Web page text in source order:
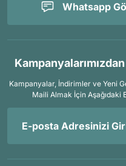
Whatsapp
Kampanyalar, İndirimler ve Yeni
Maili Almak İçin Aşağıdaki